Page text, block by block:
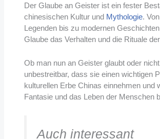
Der Glaube an Geister ist ein fester
chinesischen Kultur und Mythologie.
Legenden bis zu modernen
Glaube das Verhalten und die Rituale
Ob man nun an Geister glaubt oder
unbestreitbar, dass sie einen wichtigen
kulturellen Erbe Chinas einnehmen und
Fantasie und das Leben der Menschen
Auch interessant